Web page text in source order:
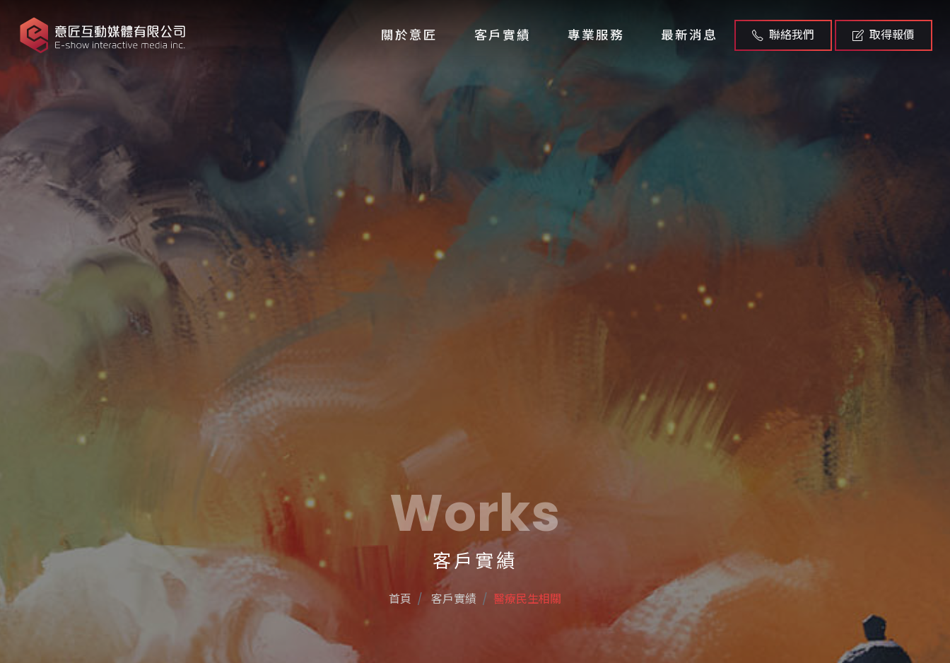
關於意匠 客戶實績 專業服務 最新消息 聯絡我們 取得報價
Works
客戶實績
首頁 客戶實績 醫療民生相關